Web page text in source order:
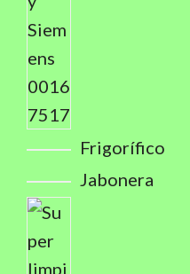
Frigorífico
Jabonera